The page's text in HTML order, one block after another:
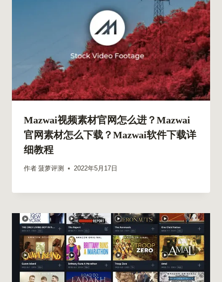
Mazwai视频素材官网怎么进？Mazwai
官网素材怎么下载？Mazwai软件下载详
细教程
作者 菠萝评测 2022年5月17日